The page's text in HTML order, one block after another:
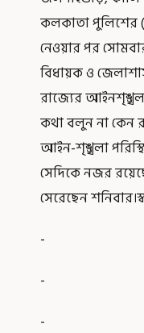
কলকাতা পুলিশের
নেওয়ার পর
বিধায়ক ও
রাজ্যের
কথা বলুন না কেন
আইন-শৃঙ্খলা
সেদিকে নজর
সেরেছেন
-
-
-